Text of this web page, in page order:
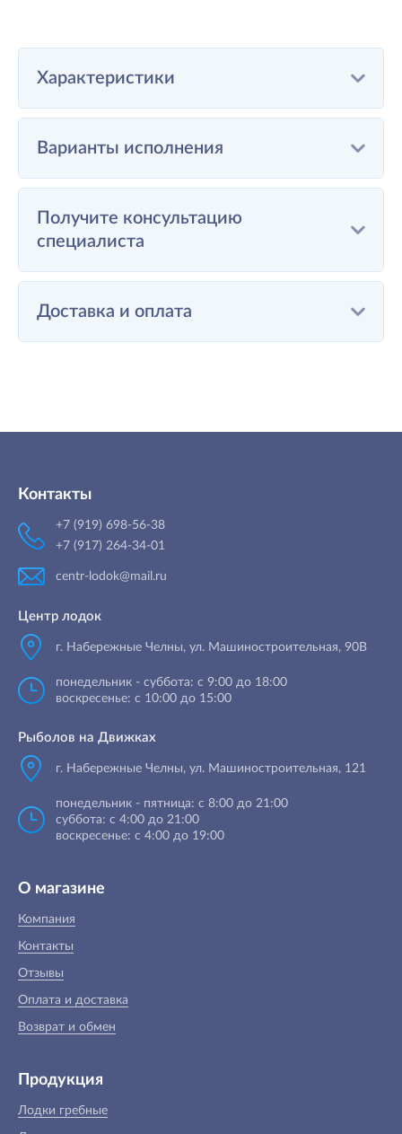
Характеристики
Варианты исполнения
Получите консультацию
специалиста
Доставка и оплата
Контакты
+7 (919) 698-56-38
+7 (917) 264-34-01
centr-lodok@mail.ru
Центр лодок
г. Набережные Челны, ул. Машиностроительная, 90B
понедельник - суббота: с 9:00 до 18:00
воскресенье: с 10:00 до 15:00
Рыболов на Движках
г. Набережные Челны, ул. Машиностроительная, 121
понедельник - пятница: с 8:00 до 21:00
суббота: с 4:00 до 21:00
воскресенье: с 4:00 до 19:00
О магазине
Компания
Контакты
Отзывы
Оплата и доставка
Возврат и обмен
Продукция
Лодки гребные